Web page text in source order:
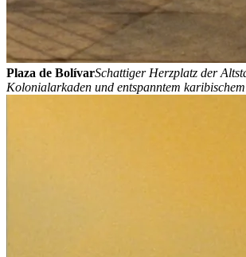
Plaza de BolívarSchattiger Herzplatz der
Kolonialarkaden und entspanntem